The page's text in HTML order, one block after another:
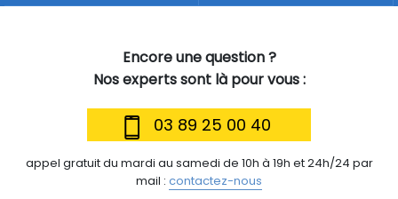
Encore une question ?
Nos experts sont là pour vous :
03 89 25 00 40
appel gratuit du mardi au samedi de 10h à 19h et 24h/24 par
mail : contactez-nous